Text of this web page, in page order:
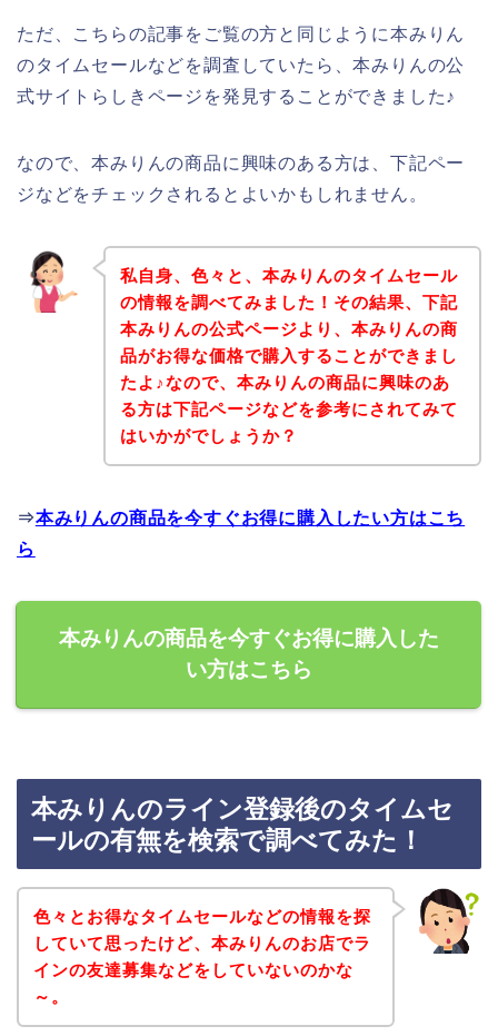
ただ、こちらの記事をご覧の方と同じように本みりん
のタイムセールなどを調査していたら、本みりんの公
式サイトらしきページを発見することができました♪
なので、本みりんの商品に興味のある方は、下記ペー
ジなどをチェックされるとよいかもしれません。
私自身、色々と、本みりんのタイムセール
の情報を調べてみました！その結果、下記
本みりんの公式ページより、本みりんの商
品がお得な価格で購入することができまし
たよ♪なので、本みりんの商品に興味のあ
る方は下記ページなどを参考にされてみて
はいかがでしょうか？
⇒本みりんの商品を今すぐお得に購入したい方はこち
ら
本みりんの商品を今すぐお得に購入した
い方はこちら
本みりんのライン登録後のタイムセ
ールの有無を検索で調べてみた！
色々とお得なタイムセールなどの情報を探
していて思ったけど、本みりんのお店でラ
インの友達募集などをしていないのかな
～。